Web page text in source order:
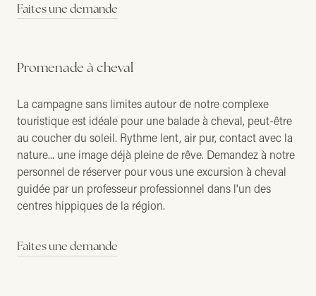
Faites une demande
Promenade à cheval
La campagne sans limites autour de notre complexe
touristique est idéale pour une balade à cheval, peut-être
au coucher du soleil. Rythme lent, air pur, contact avec la
nature... une image déjà pleine de rêve. Demandez à notre
personnel de réserver pour vous une excursion à cheval
guidée par un professeur professionnel dans l'un des
centres hippiques de la région.
Faites une demande